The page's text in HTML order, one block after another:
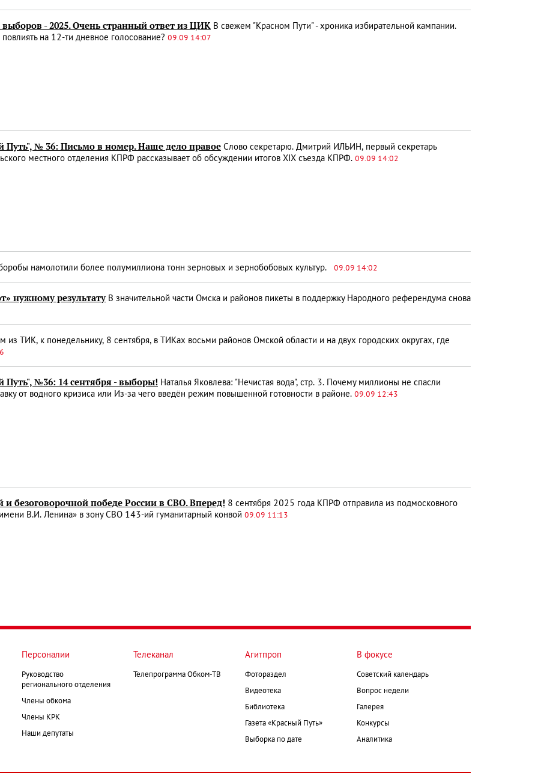
- 2025. Очень странный ответ из ЦИК В свежем "Красном Пути" - хроника избирательной кампании.
на 12-ти дневное голосование? 09.09 14:07
Путь", № 36: Письмо в номер. Наше дело правое Слово секретарю. Дмитрий ИЛЬИН, первый секретарь
местного отделения КПРФ рассказывает об обсуждении итогов XIX съезда КПРФ. 09.09 14:02
намолотили более полумиллиона тонн зерновых и зернобобовых культур. 09.09 14:02
нужному результатуВ значительной части Омска и районов пикеты в поддержку Народного референдума снова
из ТИК, к понедельнику, 8 сентября, в ТИКах восьми районов Омской области и на двух городских округах, где
Путь", №36: 14 сентября - выборы! Наталья Яковлева: "Нечистая вода", стр. 3. Почему миллионы не спасли
от водного кризиса или Из-за чего введён режим повышенной готовности в районе. 09.09 12:43
и безоговорочной победе России в СВО. Вперед! 8 сентября 2025 года КПРФ отправила из подмосковного
В.И. Ленина» в зону СВО 143-ий гуманитарный конвой 09.09 11:13
Персоналии
Руководство
регионального отделения
Члены обкома
Члены КРК
Наши депутаты
Телеканал
Телепрограмма Обком-ТВ
Агитпроп
Фотораздел
Видеотека
Библиотека
Газета «Красный Путь»
Выборка по дате
В фокусе
Советский календарь
Вопрос недели
Галерея
Конкурсы
Аналитика